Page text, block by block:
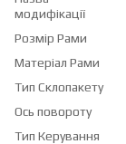
модифікації
Розмір Рами
Матеріал Рами
Тип Склопакету
Ось повороту
Тип Керування